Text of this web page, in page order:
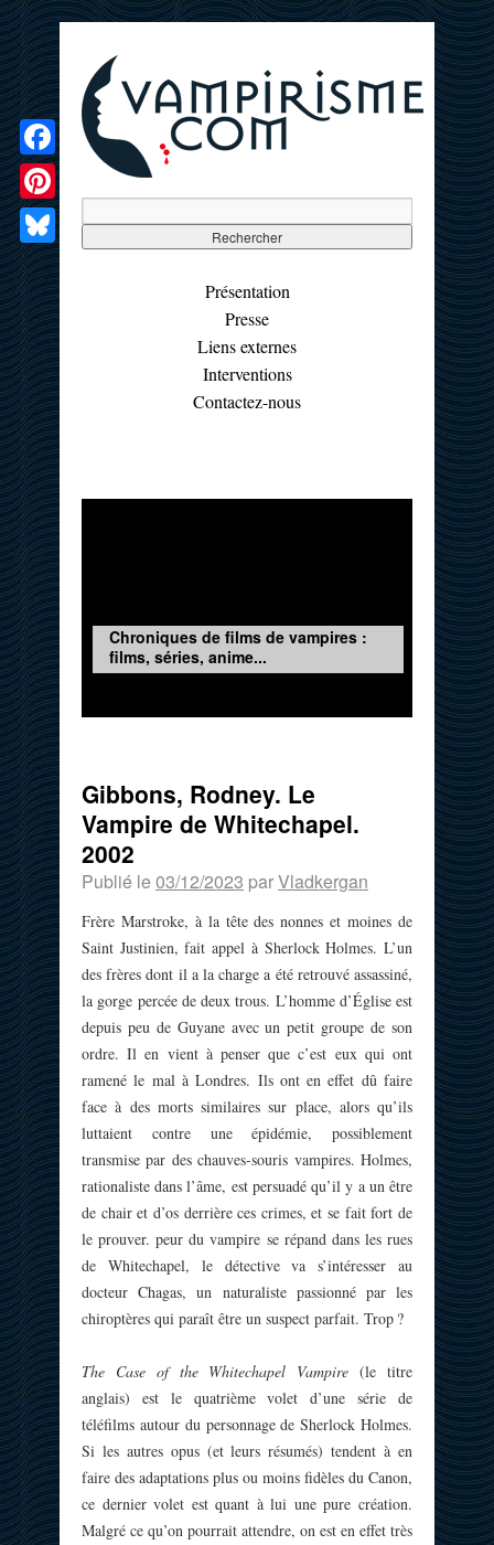
Présentation
Presse
Liens externes
Interventions
Contactez-nous
Chroniques de films de vampires :
films, séries, anime...
Gibbons, Rodney. Le
Vampire de Whitechapel.
2002
Publié le 03/12/2023 parVladkergan
Frère Marstroke, à la tête des nonnes et moines de
Saint Justinien, fait appel à Sherlock Holmes. L’un
des frères dont il a la charge a été retrouvé assassiné,
la gorge percée de deux trous. L’homme d’Église est
depuis peu de Guyane avec un petit groupe de son
ordre. Il en vient à penser que c’est eux qui ont
ramené le mal à Londres. Ils ont en effet dû faire
face à des morts similaires sur place, alors qu’ils
luttaient contre une épidémie, possiblement
transmise par des chauves-souris vampires. Holmes,
rationaliste dans l’âme, est persuadé qu’il y a un être
de chair et d’os derrière ces crimes, et se fait fort de
le prouver. peur du vampire se répand dans les rues
de Whitechapel, le détective va s’intéresser au
docteur Chagas, un naturaliste passionné par les
chiroptères qui paraît être un suspect parfait. Trop ?
The Case of the Whitechapel Vampire (le titre
anglais) est le quatrième volet d’une série de
téléfilms autour du personnage de Sherlock Holmes.
Si les autres opus (et leurs résumés) tendent à en
faire des adaptations plus ou moins fidèles du Canon,
ce dernier volet est quant à lui une pure création.
Malgré ce qu’on pourrait attendre, on est en effet très
Facebook
Pinterest
Bluesky